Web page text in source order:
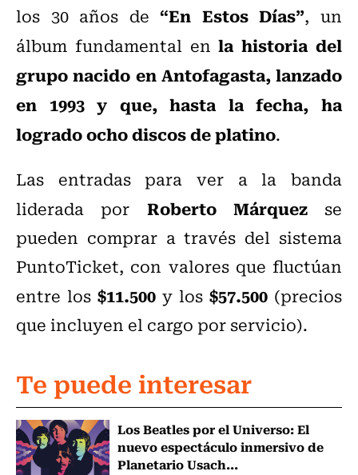
los 30 años de“En Estos Días”, un
álbum fundamental enla historia del
grupo nacido en Antofagasta, lanzado
en 1993 y que, hasta la fecha, ha
logrado ocho discos de platino.
Las entradas para ver a la banda
liderada por Roberto Márquezse
pueden comprar a través del sistema
PuntoTicket, con valores que fluctúan
entre los $11.500 y los $57.500 (precios
que incluyen el cargo por servicio).
Te puede interesar
Los Beatles por el Universo: El
nuevo espectáculo inmersivo de
Planetario Usach...